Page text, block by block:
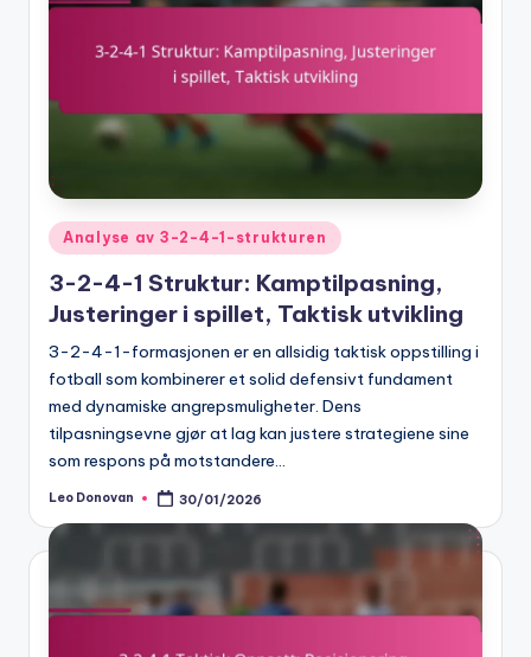
Posted
Analyse av 3-2-4-1-strukturen
3-2-4-1 Struktur: Kamptilpasning,
Justeringer i spillet, Taktisk utvikling
3-2-4-1-formasjonen er en allsidig taktisk oppstilling i
fotball som kombinerer et solid defensivt fundament
med dynamiske angrepsmuligheter. Dens
tilpasningsevne gjør at lag kan justere strategiene sine
som respons på motstandere…
Posted
Leo Donovan 30/01/2026